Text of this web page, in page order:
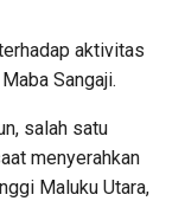
aktivitas
Sangaji.
salah satu
menyerahkan
Maluku Utara,